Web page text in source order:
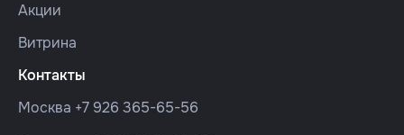
Акции
Витрина
Контакты
Москва +7 926 365-65-56